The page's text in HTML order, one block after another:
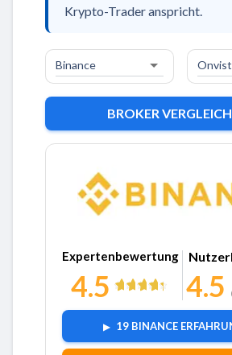
Krypto-Trader anspricht.
BROKER
Expertenbewertung
4.5 4.5 (
19 BINANCE